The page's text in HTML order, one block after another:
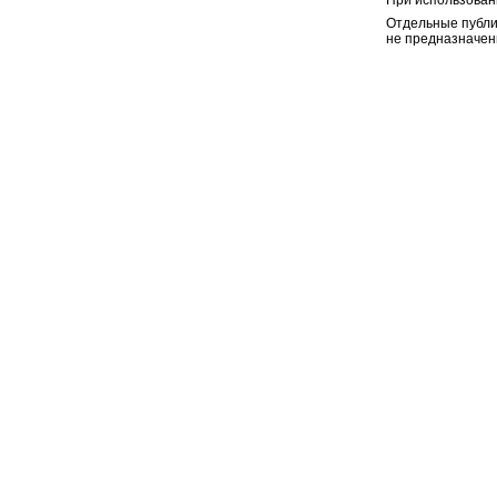
Отдельные
не